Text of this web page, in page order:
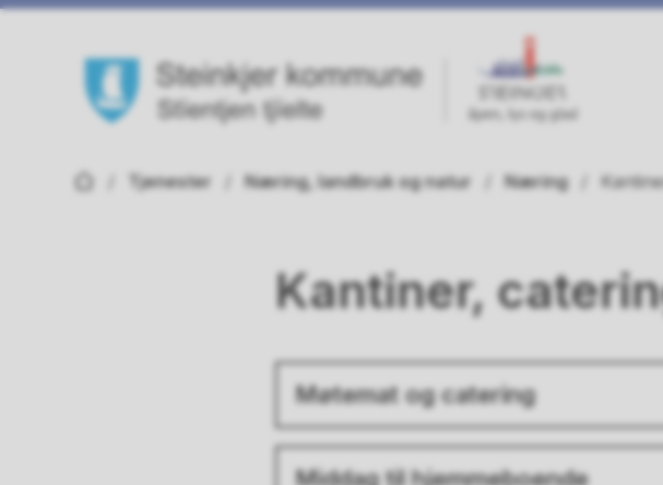
Du er her:Tjenester Næring, landbruk og natur Næring
Kantiner,
Møtemat og catering
Middag til hjemmeboende